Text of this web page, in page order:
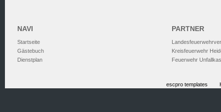
NAVI
Startseite
Gästebuch
Dienstplan
PARTNER
Kreisfeuerwehr
Feuerwehr
escpro templates